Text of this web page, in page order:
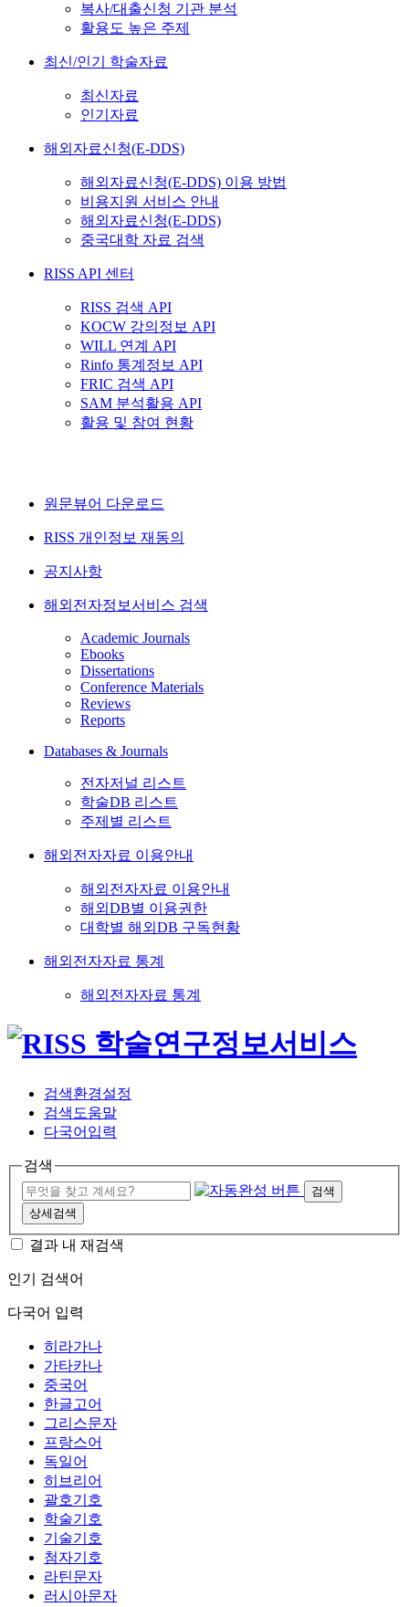
복사/대출신청 기관 분석
활용도 높은 주제
최신/인기 학술자료
최신자료
인기자료
해외자료신청(E-DDS)
해외자료신청(E-DDS) 이용 방법
비용지원 서비스 안내
해외자료신청(E-DDS)
중국대학 자료 검색
RISS API 센터
RISS 검색 API
KOCW 강의정보 API
WILL 연계 API
Rinfo 통계정보 API
FRIC 검색 API
SAM 분석활용 API
활용 및 참여 현황
원문뷰어 다운로드
RISS 개인정보 재동의
공지사항
해외전자정보서비스 검색
Academic Journals
Ebooks
Dissertations
Conference Materials
Reviews
Reports
Databases & Journals
전자저널 리스트
학술DB 리스트
주제별 리스트
해외전자자료 이용안내
해외전자자료 이용안내
해외DB별 이용권한
대학별 해외DB 구독현황
해외전자자료 통계
해외전자자료 통계
검색환경설정
검색도움말
다국어입력
검색
검색
상세검색
결과 내 재검색
인기 검색어
다국어 입력
히라가나
가타카나
중국어
한글고어
그리스문자
프랑스어
독일어
히브리어
괄호기호
학술기호
기술기호
첨자기호
라틴문자
러시아문자